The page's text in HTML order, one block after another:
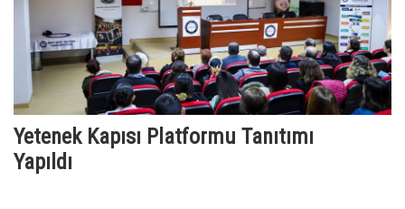
Yetenek Kapısı Platformu Tanıtımı
Yapıldı